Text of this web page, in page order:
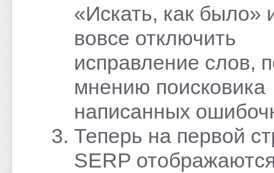
«Искать, как было»
вовсе отключить
исправление слов,
мнению поисковика
написанных
Теперь на первой
SERP